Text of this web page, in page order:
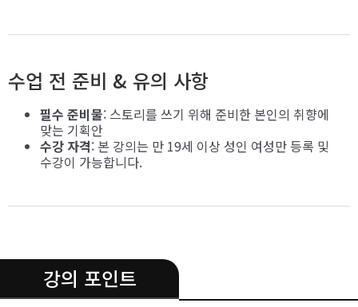
수업 전 준비 & 유의 사항
필수 준비물: 스토리를 쓰기 위해 준비한 본인의 취향에
맞는 기획안
수강 자격: 본 강의는 만 19세 이상 성인 여성만 등록 및
수강이 가능합니다.
강의 포인트